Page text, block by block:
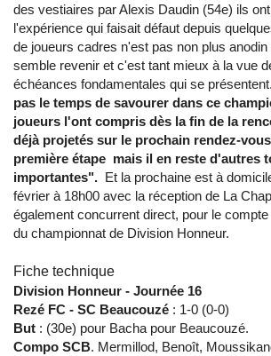
des vestiaires par Alexis Daudin (54e) ils
l'expérience qui faisait défaut depuis
de joueurs cadres n'est pas non plus
semble revenir et c'est tant mieux à la vue
échéances fondamentales qui se présentent.
pas le temps de savourer dans ce
joueurs l'ont compris dès la fin de la
déjà projetés sur le prochain rendez-
première étape mais il en reste d'autres
importantes". Et la prochaine est à
février à 18h00 avec la réception de La
également concurrent direct, pour le
du championnat de Division Honneur.
Fiche technique
Division Honneur - Journée 16
Rezé FC - SC Beaucouzé : 1-0 (0-0)
But : (30e) pour Bacha pour Beaucouzé.
Compo SCB. Mermillod, Benoît,